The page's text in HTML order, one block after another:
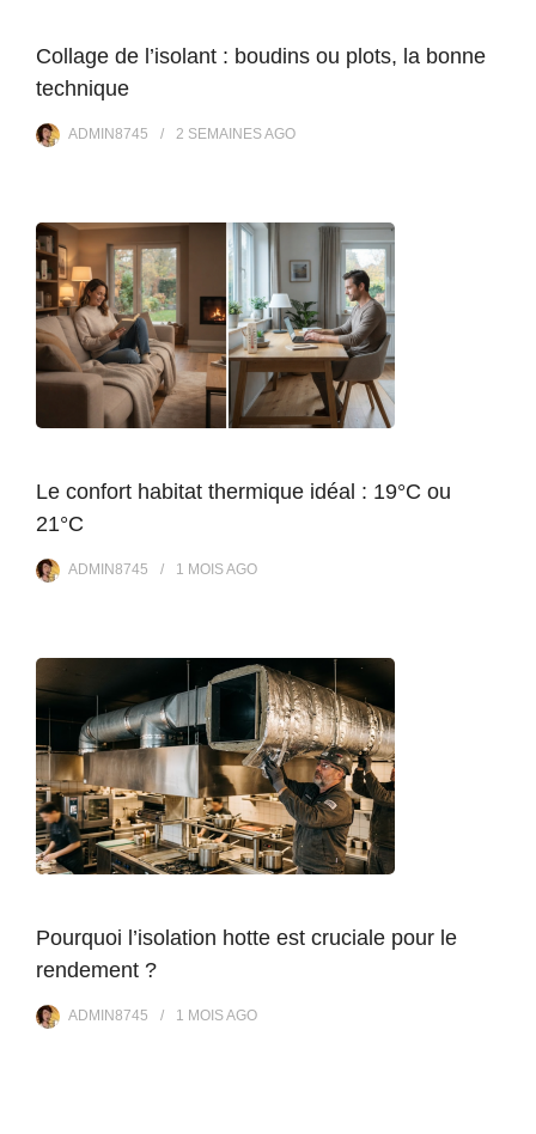
Collage de l’isolant : boudins ou plots, la bonne
technique
ADMIN8745 2 SEMAINESAGO
Le confort habitat thermique idéal : 19°C ou
21°C
ADMIN8745 1 MOISAGO
Pourquoi l’isolation hotte est cruciale pour le
rendement ?
ADMIN8745 1 MOISAGO